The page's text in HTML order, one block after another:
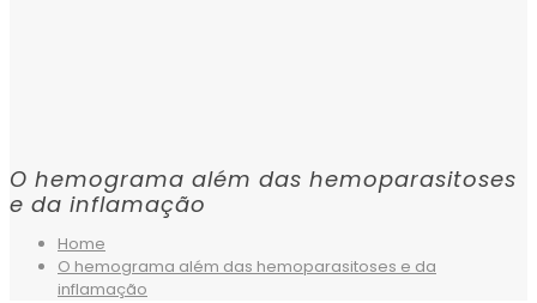
O hemograma além das hemoparasitoses
e da inflamação
Home
O hemograma além das hemoparasitoses e da
inflamação